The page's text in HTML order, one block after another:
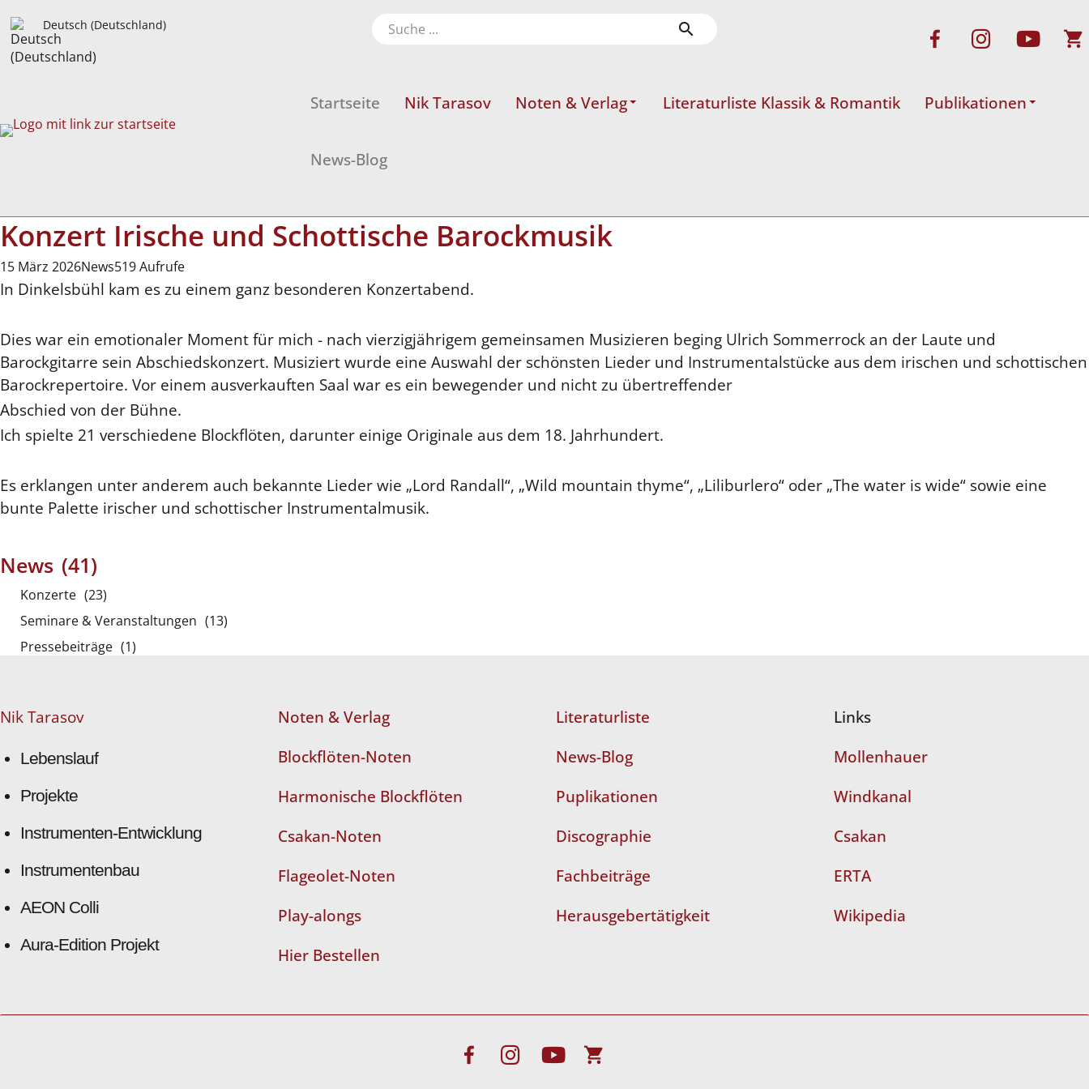
Deutsch (Deutschland)
Startseite Nik Tarasov Noten & Verlag Literaturliste Klassik & Romantik Publikationen
News-Blog
Konzert Irische und Schottische Barockmusik
15 März 2026News519 Aufrufe
In Dinkelsbühl kam es zu einem ganz besonderen Konzertabend.
Dies war ein emotionaler Moment für mich - nach vierzigjährigem gemeinsamen Musizieren beging Ulrich Sommerrock an der Laute und
Barockgitarre sein Abschiedskonzert. Musiziert wurde eine Auswahl der schönsten Lieder und Instrumentalstücke aus dem irischen und schottischen
Barockrepertoire. Vor einem ausverkauften Saal war es ein bewegender und nicht zu übertreffender
Abschied von der Bühne.
Ich spielte 21 verschiedene Blockflöten, darunter einige Originale aus dem 18. Jahrhundert.
Es erklangen unter anderem auch bekannte Lieder wie „Lord Randall“, „Wild mountain thyme“, „Liliburlero“ oder „The water is wide“ sowie eine
bunte Palette irischer und schottischer Instrumentalmusik.
News (41)
Konzerte (23)
Seminare & Veranstaltungen (13)
Pressebeiträge (1)
Nik Tarasov
Lebenslauf
Projekte
Instrumenten-Entwicklung
Instrumentenbau
AEON Colli
Aura-Edition Projekt
Noten & Verlag
Blockflöten-Noten
Harmonische Blockflöten
Csakan-Noten
Flageolet-Noten
Play-alongs
Hier Bestellen
Literaturliste
News-Blog
Puplikationen
Discographie
Fachbeiträge
Herausgebertätigkeit
Links
Mollenhauer
Windkanal
Csakan
ERTA
Wikipedia